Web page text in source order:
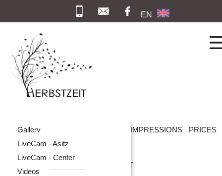
EN
HOME IMPRESSIONS
Gallery
LiveCam - Asitz
LiveCam - Center
Videos
PRICES
CONTACT